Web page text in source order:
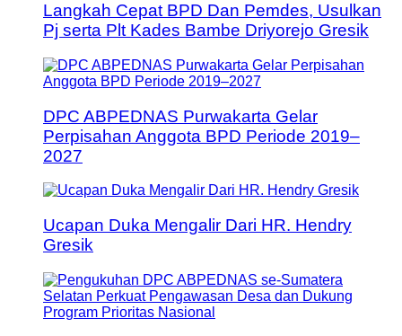
Langkah Cepat BPD Dan Pemdes, Usulkan
Pj serta Plt Kades Bambe Driyorejo Gresik
DPC ABPEDNAS Purwakarta Gelar
Perpisahan Anggota BPD Periode 2019–
2027
Ucapan Duka Mengalir Dari HR. Hendry
Gresik